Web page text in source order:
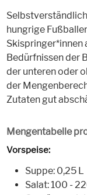
hungrige
Skispringer*innen
Bedürfnissen der
der unteren oder
der
Zutaten gut
Mengentabelle
Vorspeise:
Suppe: 0,25 L
Salat: 100 -